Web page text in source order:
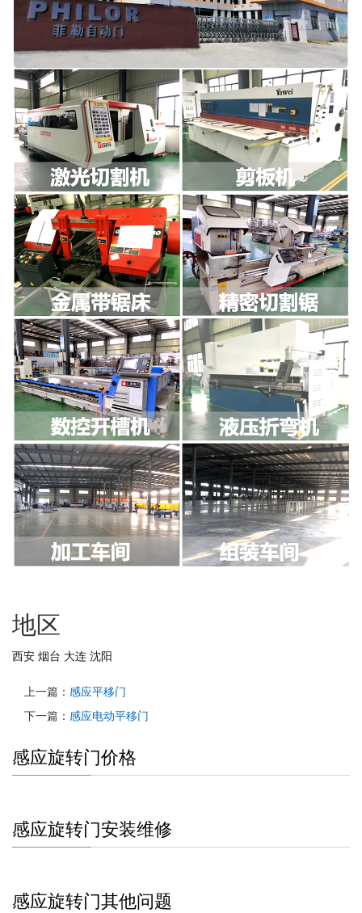
地区
西安 烟台 大连 沈阳
上一篇： 感应平移门
下一篇： 感应电动平移门
感应旋转门价格
感应旋转门安装维修
感应旋转门其他问题